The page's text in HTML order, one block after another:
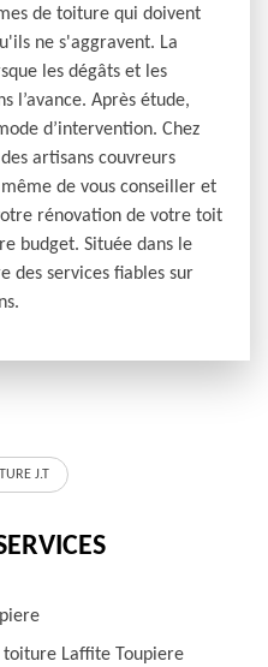
de toiture qui doivent
ne s'aggravent. La
les dégâts et les
l’avance. Après étude,
d’intervention. Chez
artisans couvreurs
de vous conseiller et
rénovation de votre toit
budget. Située dans le
des services fiables sur
J.T
toiture Laffite Toupiere